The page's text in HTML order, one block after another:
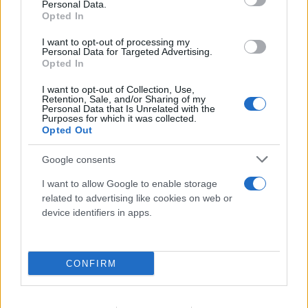
Personal Data.
Opted In
I want to opt-out of processing my
Personal Data for Targeted Advertising.
Opted In
I want to opt-out of Collection, Use,
Retention, Sale, and/or Sharing of my
Personal Data that Is Unrelated with the
Purposes for which it was collected.
Opted Out
Google consents
I want to allow Google to enable storage
related to advertising like cookies on web or
device identifiers in apps.
CONFIRM